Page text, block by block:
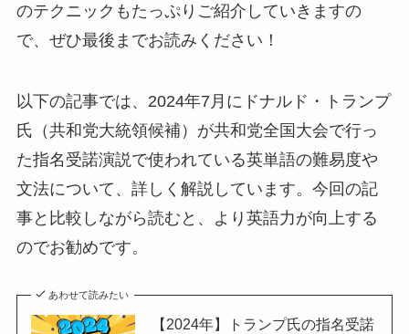
のテクニックもたっぷりご紹介していきますの
で、ぜひ最後までお読みください！
以下の記事では、2024年7月にドナルド・トランプ
氏（共和党大統領候補）が共和党全国大会で行っ
た指名受諾演説で使われている英単語の難易度や
文法について、詳しく解説しています。今回の記
事と比較しながら読むと、より英語力が向上する
のでお勧めです。
あわせて読みたい
【2024年】トランプ氏の指名受諾